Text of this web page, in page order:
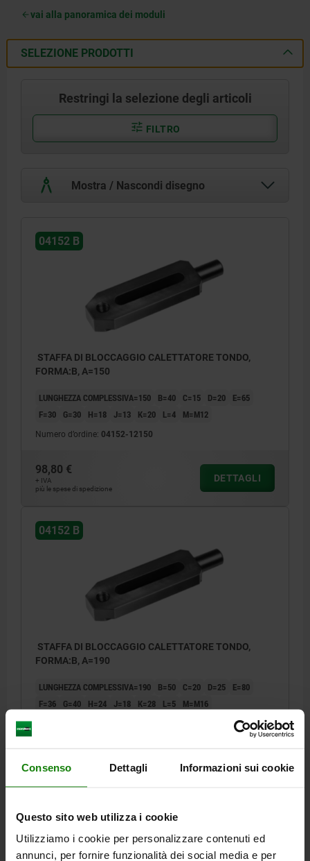
Consenso Dettagli Informazioni sui cookie
Questo sito web utilizza i cookie
Utilizziamo i cookie per personalizzare contenuti ed
annunci, per fornire funzionalità dei social media e per
vai alla panoramica dei moduli
SELEZIONE PRODOTTI
Restringi la selezione degli articoli
FILTRO
Mostra / Nascondi disegno
04152 B
STAFFA DI BLOCCAGGIO CALETTATORE TONDO,
FORMA:B, A=150
LUNGHEZZA COMPLESSIVA=150 B=40 C=15 D=20
E=65
F=30
G=30 H=18 J=13 K=20 L=4 M=M12
Numero d’ordine: 04152-12150
98,80 €
+ IVA
più le spese di spedizione
DETTAGLI
04152 B
STAFFA DI BLOCCAGGIO CALETTATORE TONDO,
FORMA:B, A=190
LUNGHEZZA COMPLESSIVA=190 B=50 C=20 D=25
E=80
F=36
G=40 H=24 J=18 K=28 L=5 M=M16
+ IVA
DETTAGLI
DETTAGLI